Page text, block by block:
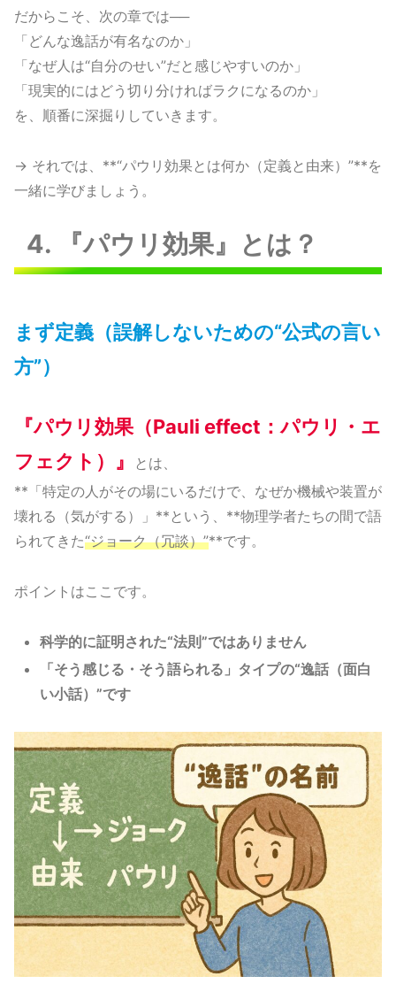
だからこそ、次の章では──
「どんな逸話が有名なのか」
「なぜ人は“自分のせい”だと感じやすいのか」
「現実的にはどう切り分ければラクになるのか」
を、順番に深掘りしていきます。
→ それでは、**“パウリ効果とは何か（定義と由来）”**を
一緒に学びましょう。
4. 『パウリ効果』とは？
まず定義（誤解しないための“公式の言い
方”）
『パウリ効果（Pauli effect：パウリ・エ
フェクト）』
とは、
**「特定の人がその場にいるだけで、なぜか機械や装置が
壊れる（気がする）」**という、**物理学者たちの間で語
られてきた“ジョーク（冗談）”**です。
ポイントはここです。
科学的に証明された“法則”ではありません
「そう感じる・そう語られる」タイプの“逸話（面白
い小話）”です